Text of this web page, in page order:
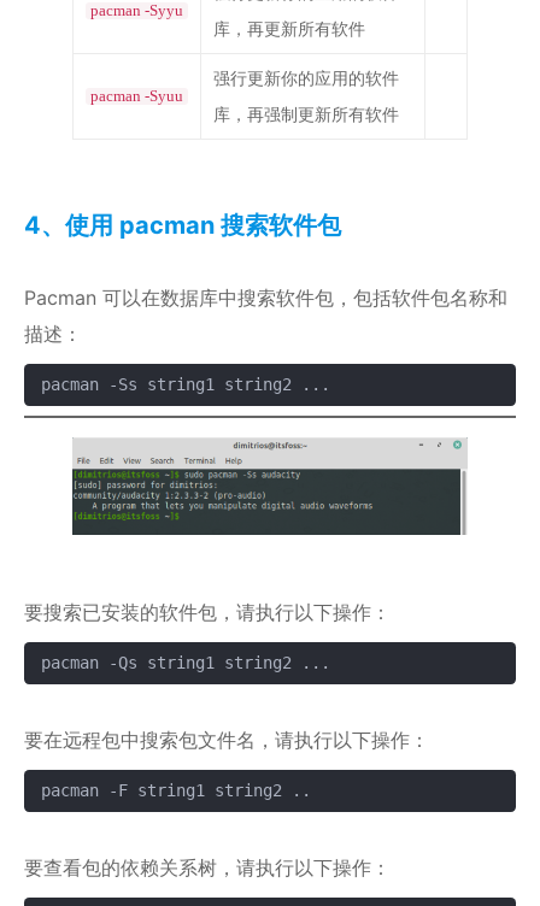
pacman -Syyu
库，再更新所有软件
pacman -Syuu
强行更新你的应用的软件
库，再强制更新所有软件
4、使用 pacman 搜索软件包
Pacman 可以在数据库中搜索软件包，包括软件包名称和
描述：
pacman -Ss string1 string2 ...
要搜索已安装的软件包，请执行以下操作：
pacman -Qs string1 string2 ...
要在远程包中搜索包文件名，请执行以下操作：
pacman -F string1 string2 ..
要查看包的依赖关系树，请执行以下操作：